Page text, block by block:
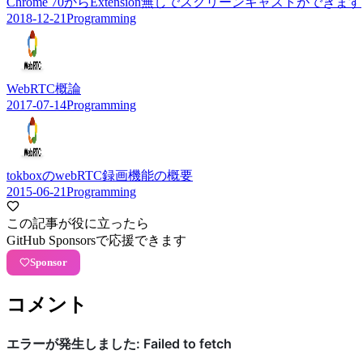
2018-12-21Programming
WebRTC概論
2017-07-14Programming
tokboxのwebRTC録画機能の概要
2015-06-21Programming
この記事が役に立ったら
GitHub Sponsorsで応援できます
Sponsor
コメント